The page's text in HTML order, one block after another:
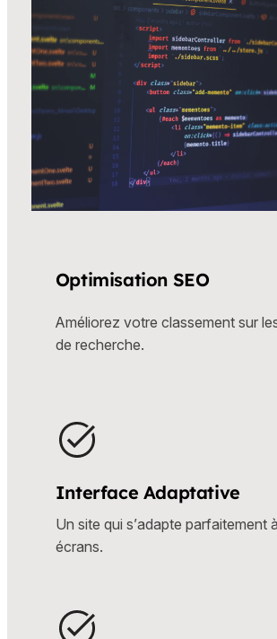
Optimisation SEO
Améliorez votre classement sur
de recherche.
Interface Adaptative
Un site qui s’adapte parfaitement
écrans.